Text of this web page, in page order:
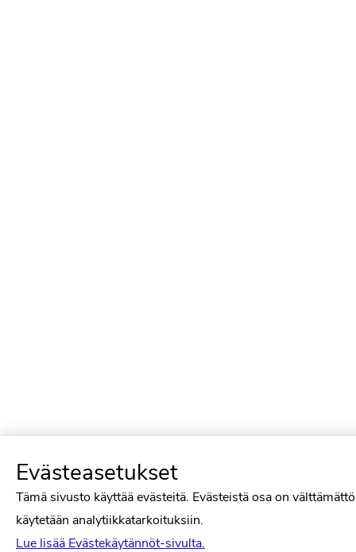
Evästeasetukset
Tämä sivusto käyttää evästeitä. Evästeistä osa on
käytetään analytiikkatarkoituksiin.
Lue lisää Evästekäytännöt-sivulta.